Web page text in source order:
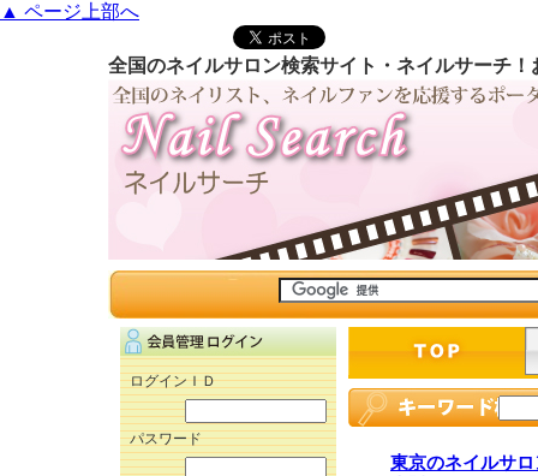
▲ ページ上部へ
全国のネイルサロン検索サイト・ネイルサーチ
ログインＩＤ
パスワード
東京のネイルサ